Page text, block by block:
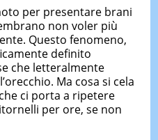
per presentare brani
non voler più
Questo fenomeno,
definito
che letteralmente
Ma cosa si cela
ci porta a ripetere
per ore, se non